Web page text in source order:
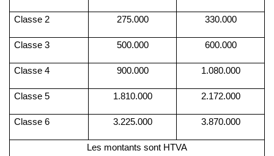
Classe 2 275.000 330.000
Classe 3 500.000 600.000
Classe 4 900.000 1.080.000
Classe 5 1.810.000 2.172.000
Classe 6 3.225.000 3.870.000
Les montants sont HTVA